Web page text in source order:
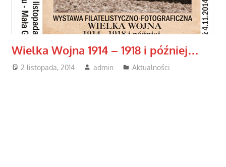
Wielka Wojna 1914 – 1918 i później…
2 listopada, 2014 admin Aktualności